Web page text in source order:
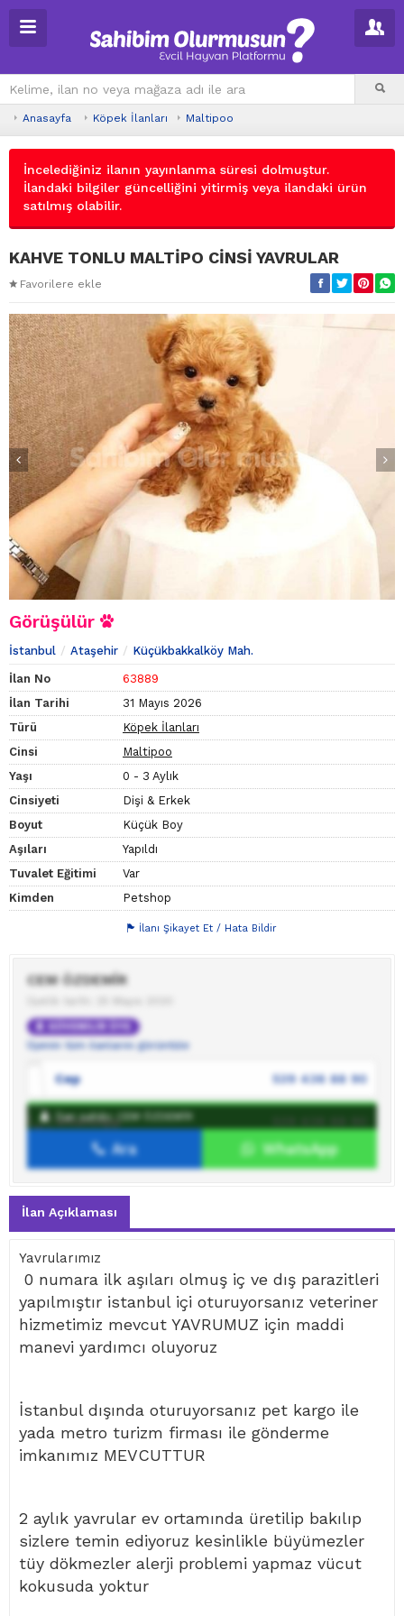
Anasayfa Köpek İlanları Maltipoo
İncelediğiniz ilanın yayınlanma süresi dolmuştur.
İlandaki bilgiler güncelliğini yitirmiş veya ilandaki ürün
satılmış olabilir.
KAHVE TONLU MALTİPO CİNSİ YAVRULAR
Favorilere ekle
Görüşülür
İstanbul Ataşehir Küçükbakkalköy Mah.
İlan No
63889
İlan Tarihi
31 Mayıs 2026
Türü
Köpek İlanları
Cinsi
Maltipoo
Yaşı
0 - 3 Aylık
Cinsiyeti
Dişi & Erkek
Boyut
Küçük Boy
Aşıları
Yapıldı
Tuvalet Eğitimi
Var
Kimden
Petshop
İlanı Şikayet Et / Hata Bildir
CEM ÖZDEMİR
Üyenin tüm ilanlarını görüntüle
Cep 539 436 88 90
WhatsApp
İlan sahibine mesaj gönder
İlan sahibi: CEM ÖZDEMİR
Ara WhatsApp
İlan Açıklaması
Yavrularımız
0 numara ilk aşıları olmuş iç ve dış parazitleri
yapılmıştır istanbul içi oturuyorsanız veteriner
hizmetimiz mevcut YAVRUMUZ için maddi
manevi yardımcı oluyoruz
İstanbul dışında oturuyorsanız pet kargo ile
yada metro turizm firması ile gönderme
imkanımız MEVCUTTUR
2 aylık yavrular ev ortamında üretilip bakılıp
sizlere temin ediyoruz kesinlikle büyümezler
tüy dökmezler alerji problemi yapmaz vücut
kokusuda yoktur